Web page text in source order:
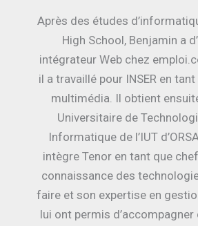
Après des études
High School, Benjamin a
intégrateur Web chez
il a travaillé pour INSER en
multimédia. Il obtient
Universitaire de
Informatique de l’IUT
intègre Tenor en tant que
connaissance des
faire et son expertise en
lui ont permis